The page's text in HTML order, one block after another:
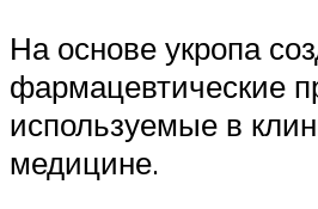
На основе укропа
фармацевтические
используемые в
медицине.